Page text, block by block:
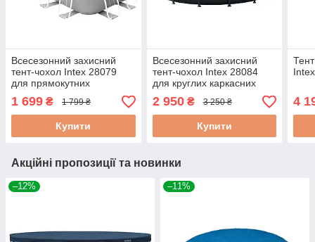
Всесезонний захисний
тент-чохол Intex 28079
для прямокутних
каркасних басейнів
400х200 см
1 699 ₴ 1 799 ₴
Купити
Всесезонний захисний
тент-чохол Intex 28084
для круглих каркасних
басейнів 488 см
2 950₴ 3 250 ₴
Купити
4
Акційні пропозиції та новинки
–12% –11%